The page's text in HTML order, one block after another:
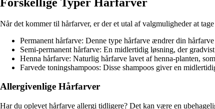
Når det kommer til hårfarver, er der et utal af valgmuligheder at
Permanent hårfarve: Denne type hårfarve ændrer din
Semi-permanent hårfarve: En midlertidig løsning, der
Henna hårfarve: Naturlig hårfarve lavet af henna-planten,
Farvede toningshampoos: Disse shampoos giver en
Allergivenlige Hårfarver
Har du oplevet hårfarve allergi tidligere? Det kan være en